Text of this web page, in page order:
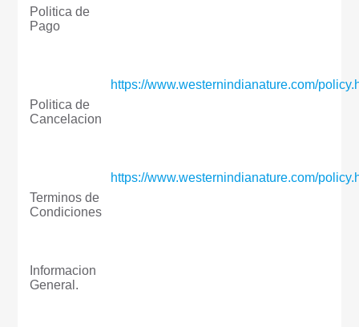
Politica de
Pago
Politica de
Cancelacion
https://www.westernindianature.com/
Terminos de
Condiciones
https://www.westernindianature.com/
Informacion
General.